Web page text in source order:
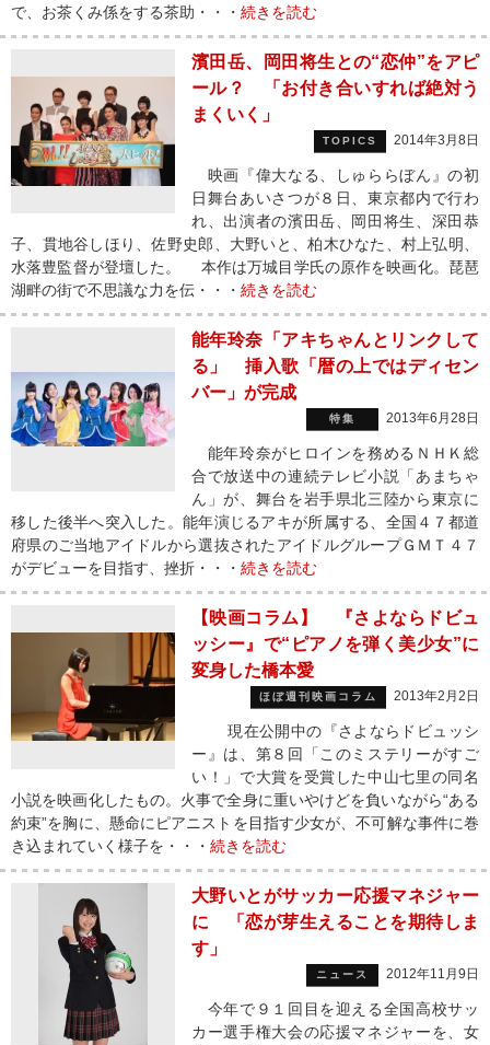
で、お茶くみ係をする茶助・・・ 続きを読む
濱田岳、岡田将生との“恋仲”をアピ
ール？ 「お付き合いすれば絶対う
まくいく」
TOPICS 2014年3月8日
映画『偉大なる、しゅららぼん』の初
日舞台あいさつが８日、東京都内で行わ
れ、出演者の濱田岳、岡田将生、深田恭
子、貫地谷しほり、佐野史郎、大野いと、柏木ひなた、村上弘明、
水落豊監督が登壇した。 本作は万城目学氏の原作を映画化。琵琶
湖畔の街で不思議な力を伝・・・ 続きを読む
能年玲奈「アキちゃんとリンクして
る」 挿入歌「暦の上ではディセン
バー」が完成
特集 2013年6月28日
能年玲奈がヒロインを務めるＮＨＫ総
合で放送中の連続テレビ小説「あまちゃ
ん」が、舞台を岩手県北三陸から東京に
移した後半へ突入した。能年演じるアキが所属する、全国４７都道
府県のご当地アイドルから選抜されたアイドルグループＧＭＴ４７
がデビューを目指す、挫折・・・ 続きを読む
【映画コラム】 『さよならドビュ
ッシー』で“ピアノを弾く美少女”に
変身した橋本愛
ほぼ週刊映画コラム 2013年2月2日
現在公開中の『さよならドビュッシ
ー』は、第８回「このミステリーがすご
い！」で大賞を受賞した中山七里の同名
小説を映画化したもの。火事で全身に重いやけどを負いながら“ある
約束”を胸に、懸命にピアニストを目指す少女が、不可解な事件に巻
き込まれていく様子を・・・ 続きを読む
大野いとがサッカー応援マネジャー
に 「恋が芽生えることを期待しま
す」
ニュース 2012年11月9日
今年で９１回目を迎える全国高校サッ
カー選手権大会の応援マネジャーを、女